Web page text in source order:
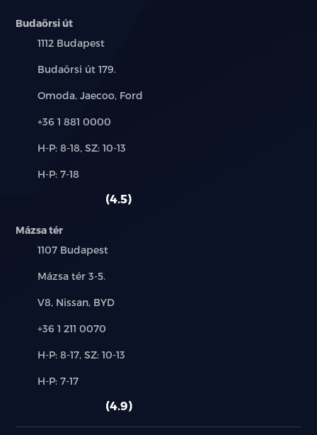
12 V-os csatlakozó
PM2.5 levegőszűrő
DAB és FM rádió
8 hangszórós audió
Navigáció Google Maps-el
Intelligens hangvezérlés: "Hi, BYD"
4G internet
Felhőszolgáltatás - BYD applikáció
18W-os USB-C típusú csatlakozó
Budaörsi út
Település:
1112 Budapest
Cím:
Budaörsi út 179.
Márkák:
Omoda, Jaecoo, Ford
Telefon:
+36 1 881 0000
Új-
használt
H-P: 8-18, SZ: 10-13
Alkatrész,
H-P: 7-18
4.5
Mázsa tér
Település:
1107 Budapest
Cím:
Mázsa tér 3-5.
Márkák:
V8, Nissan, BYD
Telefon:
+36 1 211 0070
Új-
használt
H-P: 8-17, SZ: 10-13
Alkatrész,
H-P: 7-17
4.9